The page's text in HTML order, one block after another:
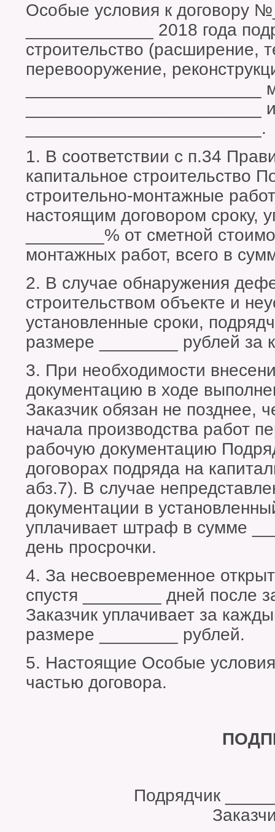
Особые условия к договору
_____________ 2018 года
строительство (расширение,
перевооружение,
________________________
________________________
________________________.
1. В соответствии с п.34
капитальное строительство
строительно-монтажные
настоящим договором сроку,
________% от сметной
монтажных работ, всего в
2. В случае обнаружения
строительством объекте и
установленные сроки,
размере ________ рублей за
3. При необходимости
документацию в ходе
Заказчик обязан не позднее,
начала производства работ
рабочую документацию
договорах подряда на
абз.7). В случае
документации в
уплачивает штраф в сумме
день просрочки.
4. За несвоевременное
спустя ________ дней после
Заказчик уплачивает за
размере ________ рублей.
5. Настоящие Особые
частью договора.
Подрядчик
Заказчик